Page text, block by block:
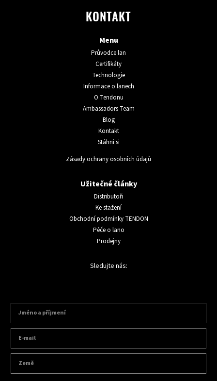
KONTAKT
Menu
Průvodce lan
Certifikáty
Technologie
Informace o lanech
O Tendonu
Ambassadors Team
Blog
Kontakt
Stáhni si
Zásady ochrany osobních údajů
Užitečné články
Distributoři
Ke stažení
Obchodní podmínky TENDON
Péče o lano
Prodejny
Sledujte nás: